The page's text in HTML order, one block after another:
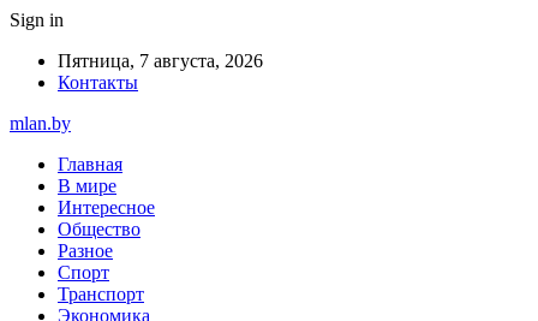
Sign in
Пятница, 7 августа, 2026
Контакты
mlan.by
Главная
В мире
Интересное
Общество
Разное
Спорт
Транспорт
Экономика